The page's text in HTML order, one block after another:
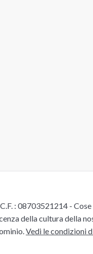
: 08703521214 -
della cultura della
Vedi le condizioni